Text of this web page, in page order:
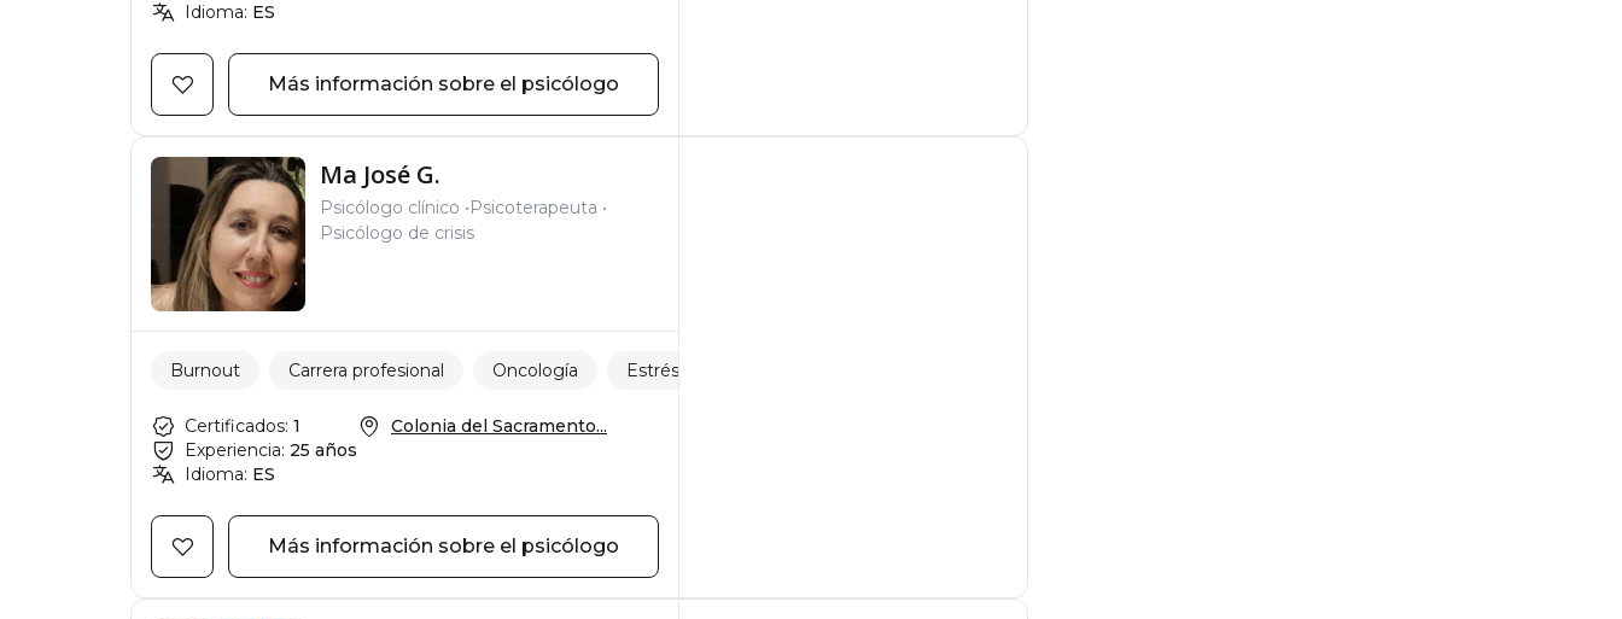
Idioma: ES
Más información sobre el psicólogo
Ma José G.
Psicólogo clínico
Psicoterapeuta
Psicólogo de crisis
Burnout Carrera profesional Oncología Estrés
Certificados: 1
Experiencia: 25 años
Idioma: ES
Colonia del Sacramento...
Más información sobre el psicólogo